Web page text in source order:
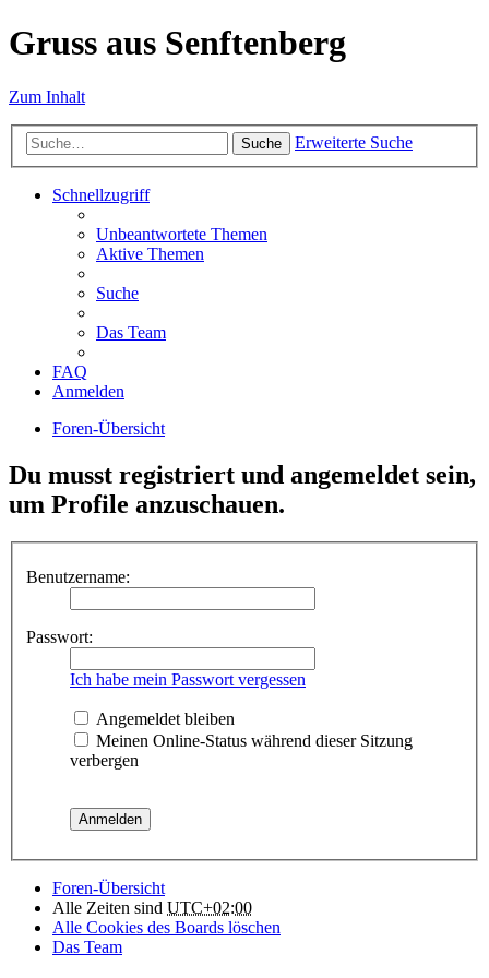
Gruss aus Senftenberg
Zum Inhalt
Suche Erweiterte Suche
Schnellzugriff
Unbeantwortete Themen
Aktive Themen
Suche
Das Team
FAQ
Anmelden
Foren-Übersicht
Du musst registriert und angemeldet sein,
um Profile anzuschauen.
Benutzername:
Passwort:
Ich habe mein Passwort vergessen
Angemeldet bleiben
Meinen Online-Status während dieser Sitzung
verbergen
Foren-Übersicht
Alle Zeiten sind UTC+02:00
Alle Cookies des Boards löschen
Das Team